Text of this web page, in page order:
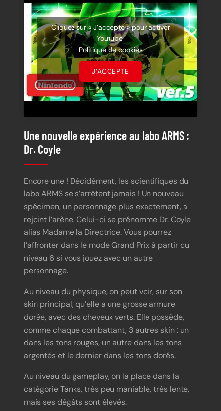
Cliquez sur « J’accepte » pour activer
Youtube
Politique de cookies
J’ACCEPTE
Une nouvelle expérience au labo ARMS :
Dr. Coyle
Encore une ! Décidément, les scientifiques du
labo ARMS se s’arrêtent jamais ! Un nouveau
spécimen, un personnage plus exactement, a
rejoint l’arène. Celui-ci se prénomme Dr. Coyle
alias Madame la Directrice. Vous pourrez
l’affronter dans le mode Grand Prix à partir du
niveau 6 si vous jouez avec un autre
personnage.
Au niveau du physique, on peut voir, sur son
skin principal, qu’elle a une grosse armure
dorée, avec des cheveux verts. Elle possède,
comme chaque combattant, 3 autres skin : un
dans les tons rouges, un autre dans les tons
argentés et le dernier dans les tons dorés.
Au niveau du gameplay, on la place dans la
catégorie Tanks, très peu maniable, très lente,
mais ses dégâts sont élevés.